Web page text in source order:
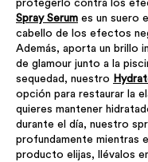
protegerlo contra los
Spray Serum es un suero
cabello de los efectos
Además, aporta un brillo
de glamour junto a la
sequedad, nuestro
opción para restaurar la
quieres mantener
durante el día, nuestro
profundamente mientras
producto elijas, llévalos